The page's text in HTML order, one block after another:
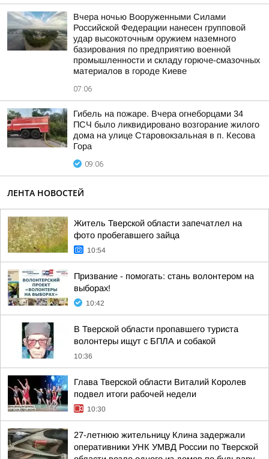
Вчера ночью Вооруженными Силами
Российской Федерации нанесен групповой
удар высокоточным оружием наземного
базирования по предприятию военной
промышленности и складу горюче-смазочных
материалов в городе Киеве
07:06
Гибель на пожаре. Вчера огнеборцами 34
ПСЧ было ликвидировано возгорание жилого
дома на улице Старовокзальная в п. Кесова
Гора
09:06
ЛЕНТА НОВОСТЕЙ
Житель Тверской области запечатлел на
фото пробегавшего зайца
10:54
Призвание - помогать: стань волонтером на
выборах!
10:42
В Тверской области пропавшего туриста
волонтеры ищут с БПЛА и собакой
10:36
Глава Тверской области Виталий Королев
подвел итоги рабочей недели
10:30
27-летнюю жительницу Клина задержали
оперативники УНК УМВД России по Тверской